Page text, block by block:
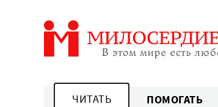
ЧИТАТЬ ПОМОГАТЬ